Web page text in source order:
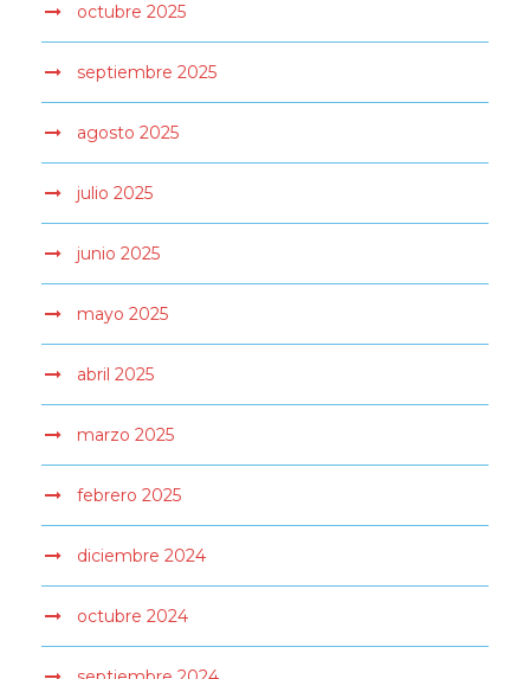
octubre 2025
septiembre 2025
agosto 2025
julio 2025
junio 2025
mayo 2025
abril 2025
marzo 2025
febrero 2025
diciembre 2024
octubre 2024